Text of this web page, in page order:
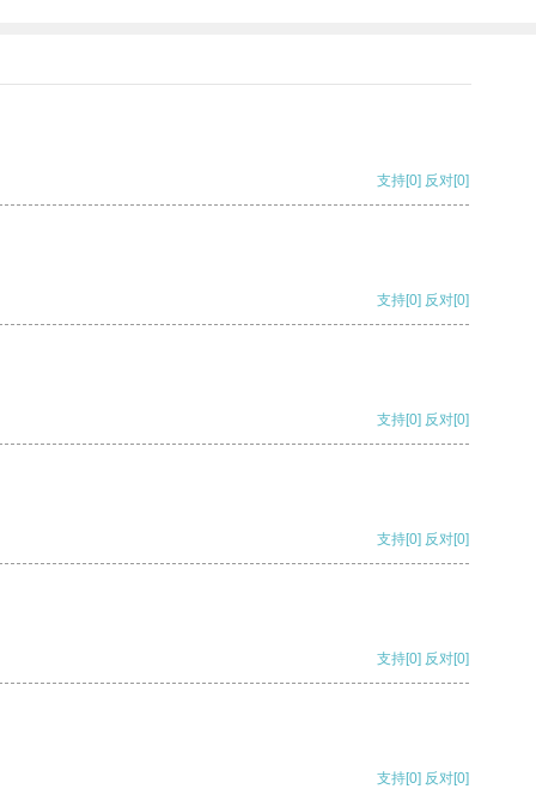
支持[0] 反对[0]
支持[0] 反对[0]
支持[0] 反对[0]
支持[0] 反对[0]
支持[0] 反对[0]
支持[0] 反对[0]